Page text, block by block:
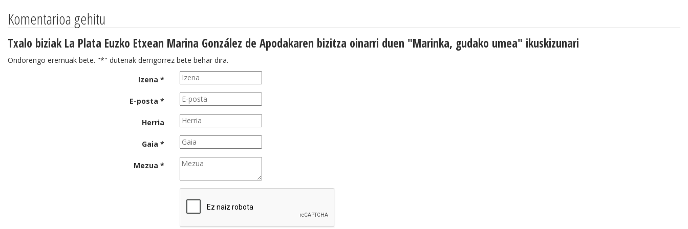
Komentarioa gehitu
Txalo biziak La Plata Euzko Etxean Marina González de Apodakaren bizitza oinarri duen "Marinka, gudako umea" ikuskizunari
Ondorengo eremuak bete. "*" dutenak derrigorrez bete behar dira.
Izena *
E-posta *
Herria
Gaia *
Mezua *